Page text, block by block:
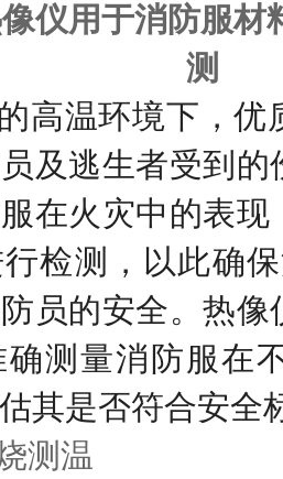
仪用于消防服材
测
高温环境下，优
及逃生者受到
在火灾中的表
检测，以此确
员的安全。热
测量消防服在
其是否符合安全
测温